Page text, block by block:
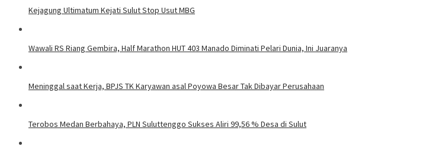
Kejagung Ultimatum Kejati Sulut Stop Usut MBG
Wawali RS Riang Gembira, Half Marathon HUT 403 Manado Diminati Pelari Dunia, Ini Juaranya
Meninggal saat Kerja, BPJS TK Karyawan asal Poyowa Besar Tak Dibayar Perusahaan
Terobos Medan Berbahaya, PLN Suluttenggo Sukses Aliri 99,56 % Desa di Sulut